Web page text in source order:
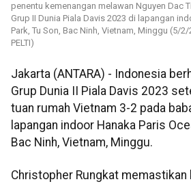
penentu kemenangan melawan Nguyen Dac
Grup II Dunia Piala Davis 2023 di lapangan
Park, Tu Son, Bac Ninh, Vietnam, Minggu (5/
PELTI)
Jakarta (ANTARA) - Indonesia
Grup Dunia II Piala Davis 2023
tuan rumah Vietnam 3-2 pada
lapangan indoor Hanaka Paris
Bac Ninh, Vietnam, Minggu.
Christopher Rungkat memastikan